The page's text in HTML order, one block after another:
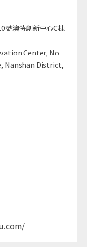
號澳特創新中心C棟
Center, No.
Nanshan District,